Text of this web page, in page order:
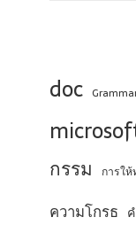
doc
กรรม การใ
ความโกรธ